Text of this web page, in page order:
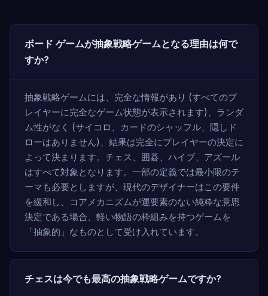
ボード ゲームが抽象戦略ゲームとなる理由は何で
すか?
抽象戦略ゲームには、完全な情報があり (すべてのプ
レイヤーに完全なゲーム状態が表示されます)、ランダ
ム性がなく (サイコロ、カードのシャッフル、隠しド
ローはありません)、結果は完全にプレイヤーの決定に
よって決まります。チェス、囲碁、ハイブ、アズール
はすべて対象となります。一部の定義では最小限のテ
ーマも必要としますが、現代のデザイナーはこの要件
を緩和し、コアメカニズムが運要素のない純粋な意思
決定である場合、軽い物語の枠組みを持つゲームを
「抽象的」なものとして受け入れています。
チェスは今でも最高の抽象戦略ゲームですか?